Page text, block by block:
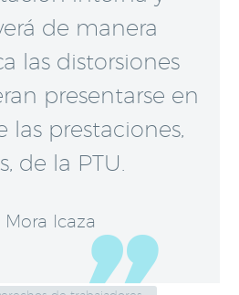
de manera
las distorsiones
presentarse en
las prestaciones,
de la PTU.
Icaza